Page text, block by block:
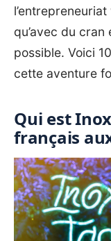
qu’avec du
possible. Voici
cette aventure
Qui est
français